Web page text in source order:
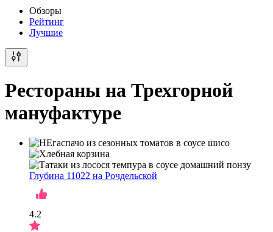
Обзоры
Рейтинг
Лучшие
Рестораны на Трехгорной
мануфактуре
Глубина 11022 на Рочдельской
4.2